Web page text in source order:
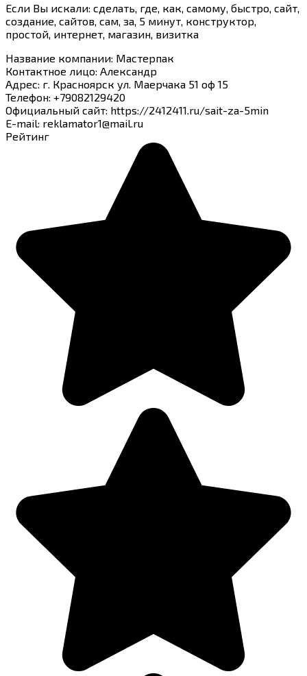
Если Вы искали: сделать, где, как, самому, быстро, сайт,
создание, сайтов, сам, за, 5 минут, конструктор,
простой, интернет, магазин, визитка
Название компании: Мастерпак
Контактное лицо: Александр
Адрес: г. Красноярск ул. Маерчака 51 оф 15
Телефон: +79082129420
Официальный сайт: https://2412411.ru/sait-za-5min
E-mail: reklamator1@mail.ru
Рейтинг